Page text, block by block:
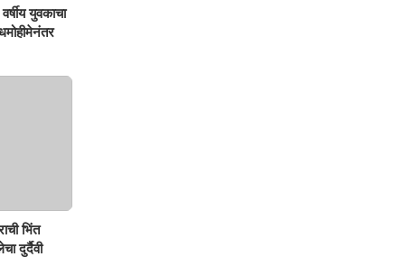
युवकाचा
भिंत
दुर्दैवी